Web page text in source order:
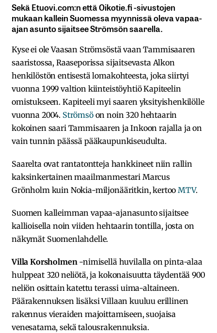
Sekä Etuovi.com:n että Oikotie.fi -sivustojen
mukaan kallein Suomessa myynnissä oleva vapaa-
ajan asunto sijaitsee Strömsön saarella.
Kyse ei ole Vaasan Strömsöstä vaan Tammisaaren
saaristossa, Raaseporissa sijaitsevasta Alkon
henkilöstön entisestä lomakohteesta, joka siirtyi
vuonna 1999 valtion kiinteistöyhtiö Kapiteelin
omistukseen. Kapiteeli myi saaren yksityishenkilölle
vuonna 2004. Strömsö on noin 320 hehtaarin
kokoinen saari Tammisaaren ja Inkoon rajalla ja on
vain tunnin päässä pääkaupunkiseudulta.
Saarelta ovat rantatontteja hankkineet niin rallin
kaksinkertainen maailmanmestari Marcus
Grönholm kuin Nokia-miljonääritkin, kertooMTV.
Suomen kalleimman vapaa-ajanasunto sijaitsee
kallioisella noin viiden hehtaarin tontilla, josta on
näkymät Suomenlahdelle.
Villa Korsholmen-nimisellä huvilalla on pinta-alaa
hulppeat 320 neliötä, ja kokonaisuutta täydentää 900
neliön osittain katettu terassi uima-altaineen.
Päärakennuksen lisäksi Villaan kuuluu erillinen
rakennus vieraiden majoittamiseen, suojaisa
venesatama, sekä talousrakennuksia.